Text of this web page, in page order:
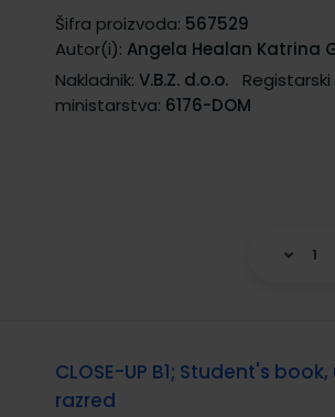
Šifra proizvoda: 567529
Autor(i): Angela Healan Katrina
Nakladnik: V.B.Z. d.o.o.
Registarski
ministarstva: 6176-DOM
CLOSE-UP B1; Student's book,
razred